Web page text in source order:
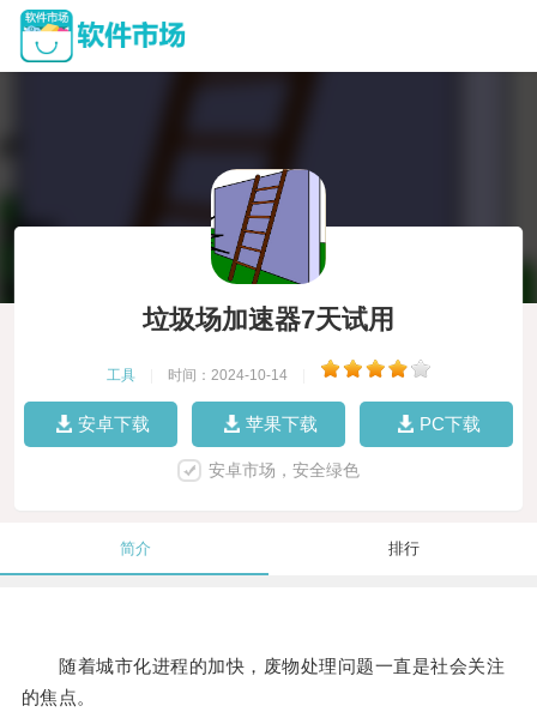
垃圾场加速器7天试用
工具 时间：2024-10-14
安卓下载 苹果下载 PC下载
安卓市场，安全绿色
简介 排行
随着城市化进程的加快，废物处理问题一直是社会关注
的焦点。